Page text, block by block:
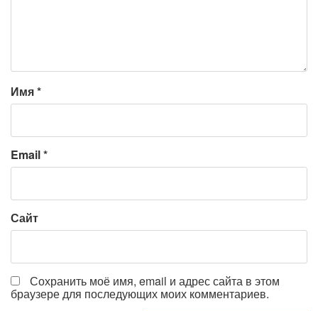
Имя*
Email*
Сайт
Сохранить моё имя, email и адрес сайта в этом
браузере для последующих моих комментариев.